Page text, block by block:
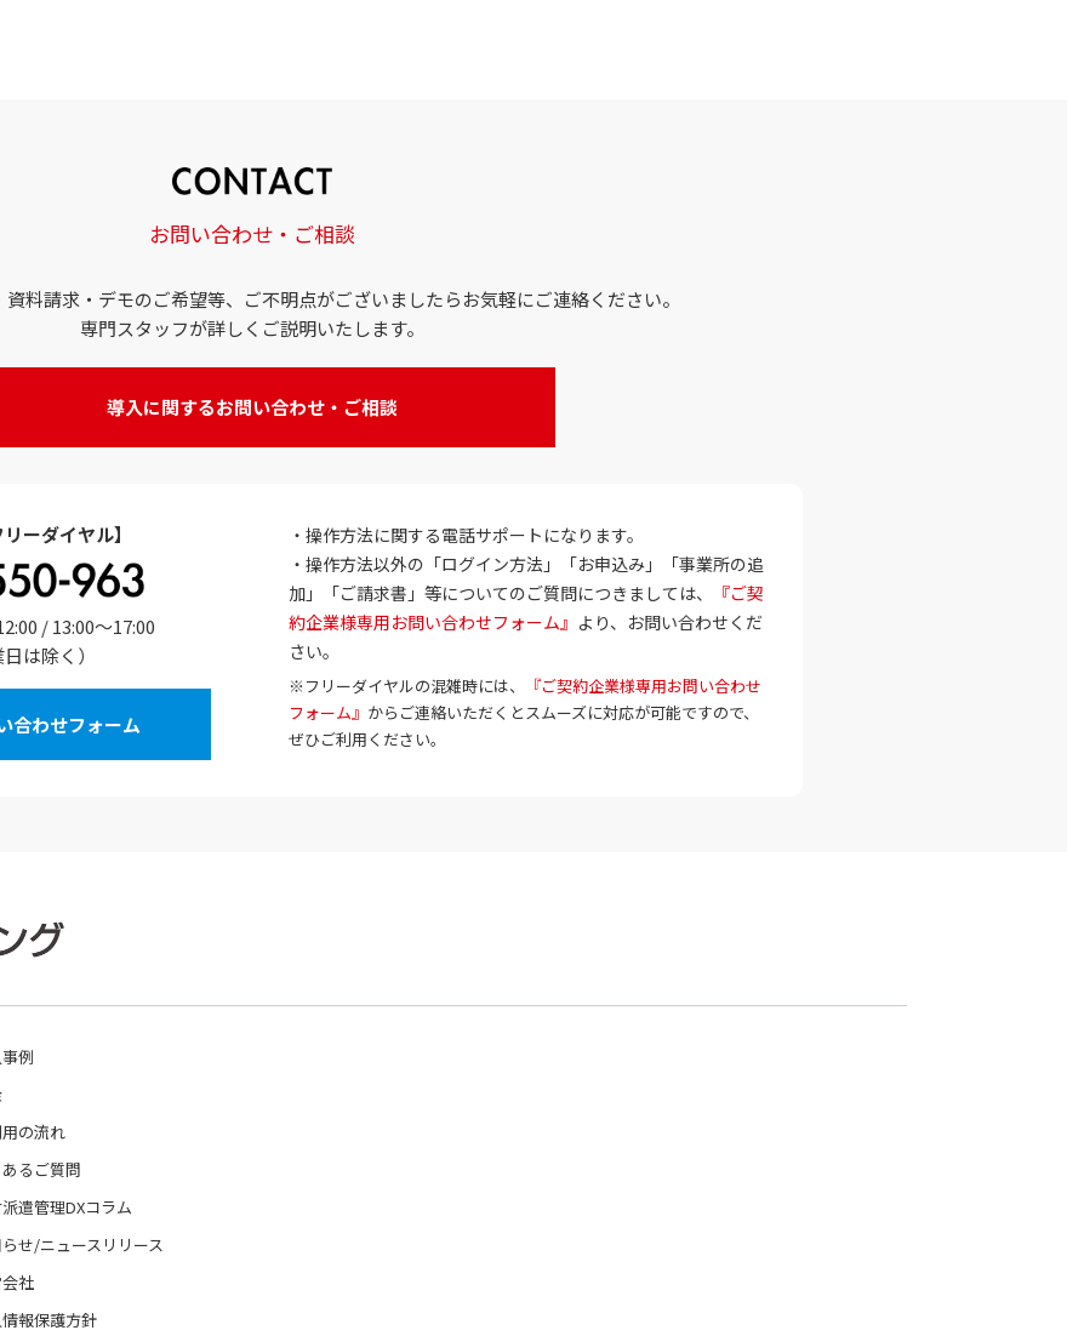
お問い合わせ・ご相談
料請求・デモのご希望等、ご不明点がございましたらお気軽にご連絡ください。
専門スタッフが詳しくご説明いたします。
導入に関するお問い合わせ・ご相談
ーダイヤル】
/ 13:00～17:00
は除く）
合わせフォーム
・操作方法に関する電話サポートになります。
・操作方法以外の「ログイン方法」「お申込み」「事業所の追
加」「ご請求書」等についてのご質問につきましては、
『ご契
約企業様専用お問い合わせフォーム』 より、お問い合わせくだ
さい。
※フリーダイヤルの混雑時には、
『ご契約企業様専用お問い合わせ
フォーム』 からご連絡いただくとスムーズに対応が可能ですので、
ぜひご利用ください。
例
の流れ
るご質問
遣管理DXコラム
せ/ニュースリリース
社
報保護方針